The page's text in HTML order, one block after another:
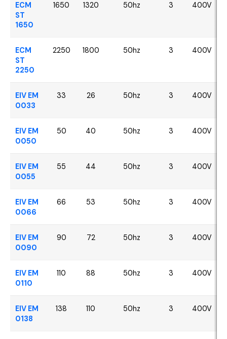
ECM
ST
1650
1650 1320 50hz 3 400V
ECM
ST
2250
2250 1800 50hz 3 400V
EIV EM
0033
33 26 50hz 3 400V
EIV EM
0050
50 40 50hz 3 400V
EIV EM
0055
55 44 50hz 3 400V
EIV EM
0066
66 53 50hz 3 400V
EIV EM
0090
90 72 50hz 3 400V
EIV EM
0110
110 88 50hz 3 400V
EIV EM
0138
138 110 50hz 3 400V